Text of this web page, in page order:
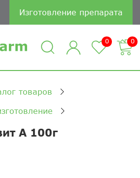
Изготовление препарата
0 0
товаров
А 100г